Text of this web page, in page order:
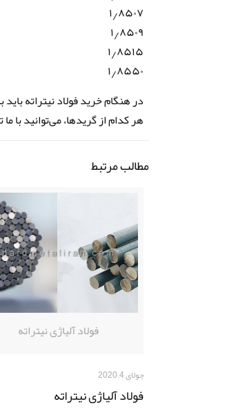
۱٫۸۵۰۷
۱٫۸۵۰۹
۱٫۸۵۱۵
۱٫۸۵۵۰
در هنگام خرید فولاد نیتراته
هر کدام از گرید‌ها، می‌توانید با
مطالب مرتبط
فولاد آلیاژی نیتراته
جولای 4, 2020
فولاد آلیاژی نیتراته